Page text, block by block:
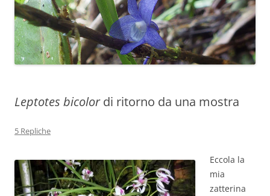
Leptotes bicolordi ritorno da una mostra
5 Repliche
Eccola la
mia
zatterina